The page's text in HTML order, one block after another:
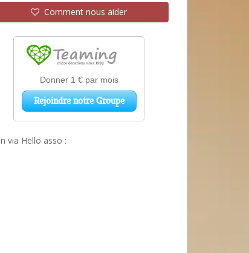
Comment nous aider
via Hello asso :